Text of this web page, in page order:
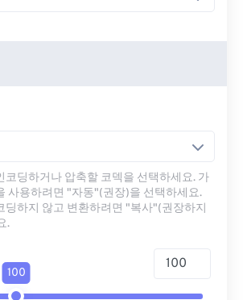
코딩하거나 압축할 코덱을 선택하세요. 가
사용하려면 "자동"(권장)을 선택하세요.
딩하지 않고 변환하려면 "복사"(권장하지
.
100